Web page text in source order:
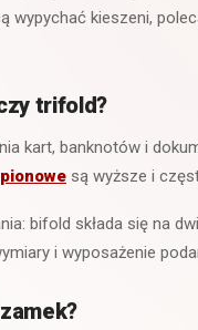
wypychać kieszeni,
trifold?
kart, banknotów i
są wyższe i
bifold składa się na
i wyposażenie